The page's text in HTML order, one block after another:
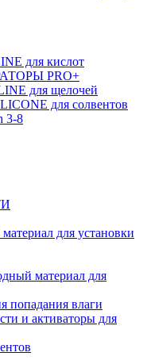
для кислот
PRO+
для щелочей
для солвентов
3-8
для установки
материал для
попадания влаги
и активаторы для